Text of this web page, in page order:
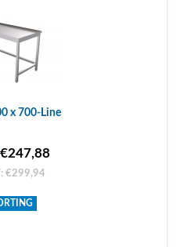
x 700-Line
€247,88
€299,94